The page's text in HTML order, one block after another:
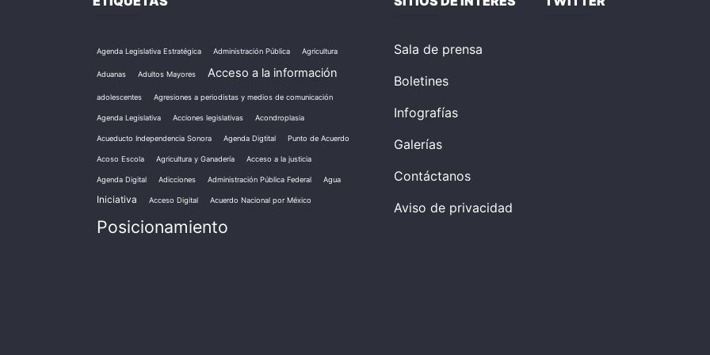
Agenda Legislativa Estratégica Administración Pública Agricultura
Aduanas Adultos Mayores Acceso a la información
adolescentes Agresiones a periodistas y medios de comunicación
Agenda Legislativa Acciones legislativas Acondroplasia
Acueducto Independencia Sonora Agenda Digtital Punto de Acuerdo
Acoso Escola Agricultura y Ganadería Acceso a la justicia
Agenda Digital Adicciones Administración Pública Federal Agua
Iniciativa Acceso Digital Acuerdo Nacional por México
Posicionamiento
Sala de prensa
Boletines
Infografías
Galerías
Contáctanos
Aviso de privacidad